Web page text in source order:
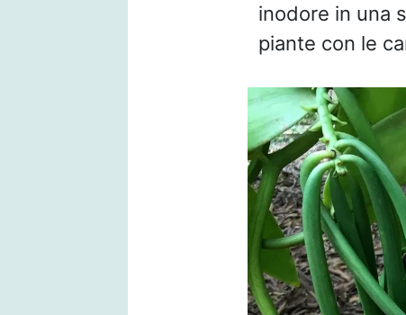
inodore in una
piante con le